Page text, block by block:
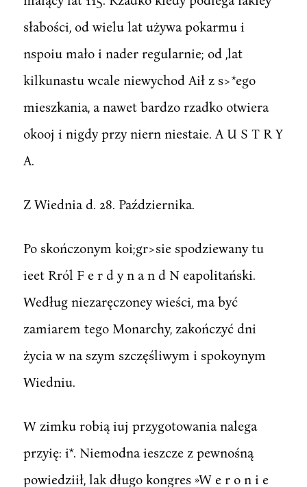
słabości, od wielu lat używa pokarmu i
nspoiu mało i nader regularnie; od ,lat
kilkunastu wcale niewychod Aił z s>*ego
mieszkania, a nawet bardzo rzadko otwiera
okooj i nigdy przy niern niestaie. A U S T R Y
A.
Z Wiednia d. 28. Października.
Po skończonym koi;gr>sie spodziewany tu
ieet Rról F e r d y n a n d N eapolitański.
Według niezaręczoney wieści, ma być
zamiarem tego Monarchy, zakończyć dni
życia w na szym szczęśliwym i spokoynym
Wiedniu.
W zimku robią iuj przygotowania nalega
przyię: i*. Niemodna ieszcze z pewnośną
powiedziił, lak długo kongres »W e r o n i e